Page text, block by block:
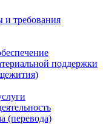
и требования
поддержки
(перевода)